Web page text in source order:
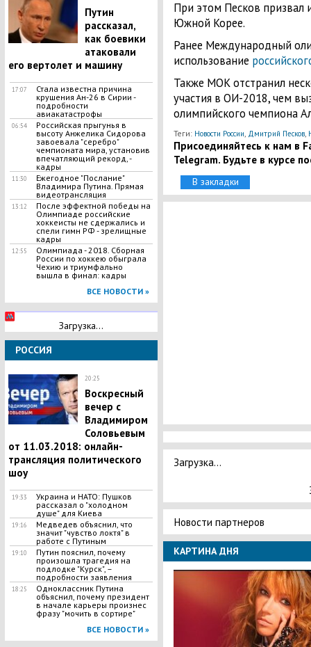
Путин
рассказал,
как боевики
атаковали
его вертолет и машину
17:07
Стала известна причина
крушения Ан-26 в Сирии -
подробности
авиакатастрофы
06:54
Российская прыгунья в
высоту Анжелика Сидорова
завоевала "серебро"
чемпионата мира, установив
впечатляющий рекорд, -
кадры
11:30
Ежегодное "Послание"
Владимира Путина. Прямая
видеотрансляция
13:12
После эффектной победы на
Олимпиаде российские
хоккеисты не сдержались и
спели гимн РФ - зрелищные
кадры
12:55
Олимпиада - 2018. Сборная
России по хоккею обыграла
Чехию и триумфально
вышла в финал: кадры
ВСЕ НОВОСТИ »
Загрузка...
РОССИЯ
20:25
Воскресный
вечер с
Владимиром
Соловьевым
от 11.03.2018: онлайн-
трансляция политического
шоу
19:33
Украина и НАТО: Пушков
рассказал о "холодном
душе" для Киева
19:16
Медведев объяснил, что
значит "чувство локтя" в
работе с Путиным
19:10
​Путин пояснил, почему
произошла трагедия на
подлодке "Курск", –
подробности заявления
18:25
Одноклассник Путина
объяснил, почему президент
в начале карьеры произнес
фразу "мочить в сортире"
ВСЕ НОВОСТИ »
При этом Песков призвал
Южной Корее.
Ранее Международный
использование
Также МОК отстранил
участия в ОИ-2018, чем
олимпийского чемпиона
Теги: Новости России, Дмитрий Песков,
Присоединяйтесь к нам в
Telegram. Будьте в курсе
В закладки
Загрузка...
Новости партнеров
КАРТИНА ДНЯ